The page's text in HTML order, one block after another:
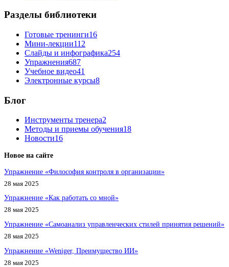
Разделы библиотеки
Готовые тренинги16
Мини-лекции112
Слайды и инфографика254
Упражнения687
Учебное видео41
Электронные курсы8
Блог
Инструменты тренера2
Методы и приемы обучения18
Новости16
Новое на сайте
Упражнение «Философия контроля в организации»
28 мая 2025
Упражнение «Как работать со мной»
28 мая 2025
Упражнение «Самоанализ управленческих стилей принятия решений»
28 мая 2025
Упражнение «Weniger, Преимущество ИИ»
28 мая 2025